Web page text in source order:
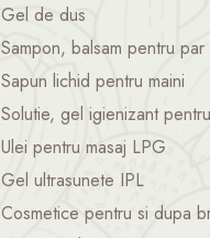
Gel de dus
Sampon, balsam pentru par
Sapun lichid pentru maini
Solutie, gel igienizant
Ulei pentru masaj LPG
Gel ultrasunete IPL
Сosmetice pentru si dupa